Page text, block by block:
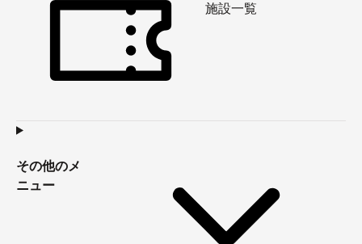
施設一覧
その他のメ
ニュー